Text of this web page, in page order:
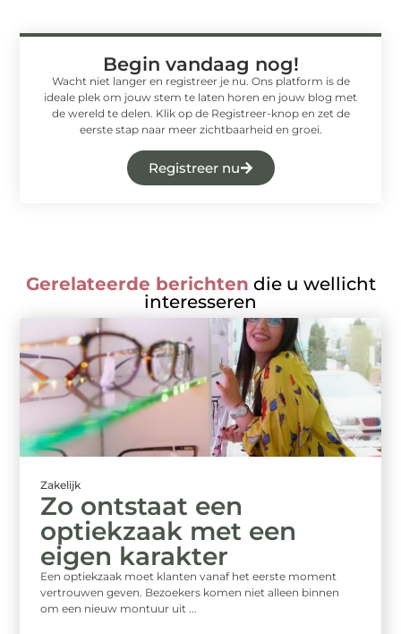
Begin vandaag nog!
Wacht niet langer en registreer je nu. Ons platform is de
ideale plek om jouw stem te laten horen en jouw blog met
de wereld te delen. Klik op de Registreer-knop en zet de
eerste stap naar meer zichtbaarheid en groei.
Registreer nu
Gerelateerde berichten die u wellicht
interesseren
Zakelijk
Zo ontstaat een
optiekzaak met een
eigen karakter
Een optiekzaak moet klanten vanaf het eerste moment
vertrouwen geven. Bezoekers komen niet alleen binnen
om een nieuw montuur uit ...